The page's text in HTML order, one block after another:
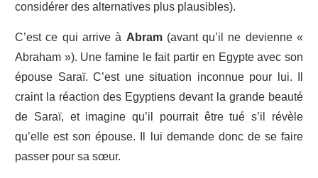
considérer des alternatives plus plausibles).
C’est ce qui arrive à Abram(avant qu’il ne devienne «
Abraham »). Une famine le fait partir en Egypte avec son
épouse Saraï. C’est une situation inconnue pour lui. Il
craint la réaction des Egyptiens devant la grande beauté
de Saraï, et imagine qu’il pourrait être tué s’il révèle
qu’elle est son épouse. Il lui demande donc de se faire
passer pour sa sœur.